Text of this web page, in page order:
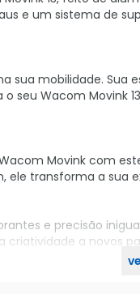
e um sistema de
sua mobilidade.
seu Wacom Movink
Movink com
transforma a sua
e precisão
criatividade a novos